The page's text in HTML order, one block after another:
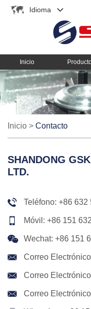
Idioma
Inicio
Inicio > Contacto
SHANDONG
LTD.
Teléfono: +86 632
Móvil: +86 151
Wechat: +86 151
Correo
Correo
Correo